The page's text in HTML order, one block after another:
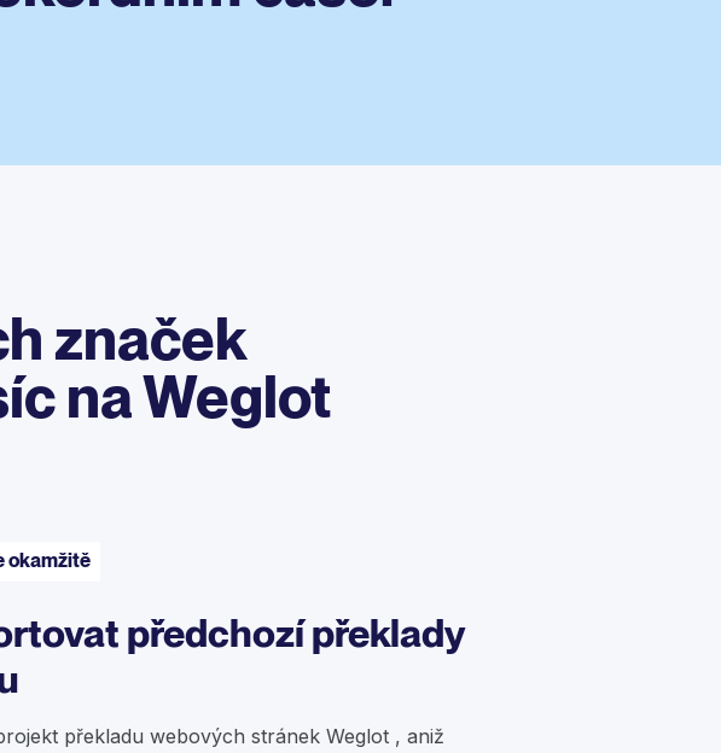
značek
na Weglot
okamžitě
předchozí překlady
překladu webových stránek Weglot , aniž